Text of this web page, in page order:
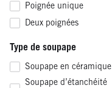
Poignée unique
Deux poignées
Type de soupape
Soupape en céramique
Soupape d’étanchéité